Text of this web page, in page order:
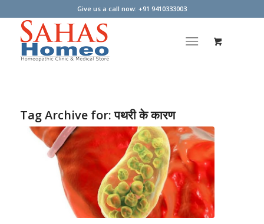
Give us a call now: +91 9410333003
Tag Archive for:पथरी के कारण